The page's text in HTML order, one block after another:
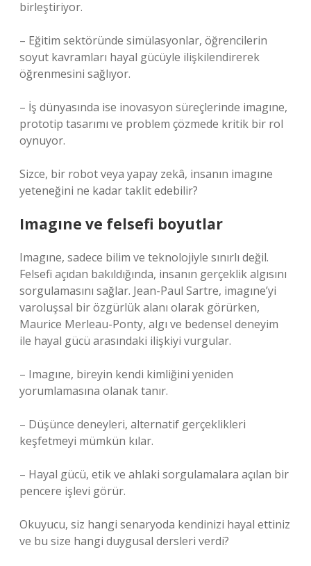
birleştiriyor.
– Eğitim sektöründe simülasyonlar, öğrencilerin
soyut kavramları hayal gücüyle ilişkilendirerek
öğrenmesini sağlıyor.
– İş dünyasında ise inovasyon süreçlerinde imagıne,
prototip tasarımı ve problem çözmede kritik bir rol
oynuyor.
Sizce, bir robot veya yapay zekâ, insanın imagıne
yeteneğini ne kadar taklit edebilir?
Imagıne ve felsefi boyutlar
Imagıne, sadece bilim ve teknolojiyle sınırlı değil.
Felsefi açıdan bakıldığında, insanın gerçeklik algısını
sorgulamasını sağlar. Jean-Paul Sartre, imagıne’yi
varoluşsal bir özgürlük alanı olarak görürken,
Maurice Merleau-Ponty, algı ve bedensel deneyim
ile hayal gücü arasındaki ilişkiyi vurgular.
– Imagıne, bireyin kendi kimliğini yeniden
yorumlamasına olanak tanır.
– Düşünce deneyleri, alternatif gerçeklikleri
keşfetmeyi mümkün kılar.
– Hayal gücü, etik ve ahlaki sorgulamalara açılan bir
pencere işlevi görür.
Okuyucu, siz hangi senaryoda kendinizi hayal ettiniz
ve bu size hangi duygusal dersleri verdi?